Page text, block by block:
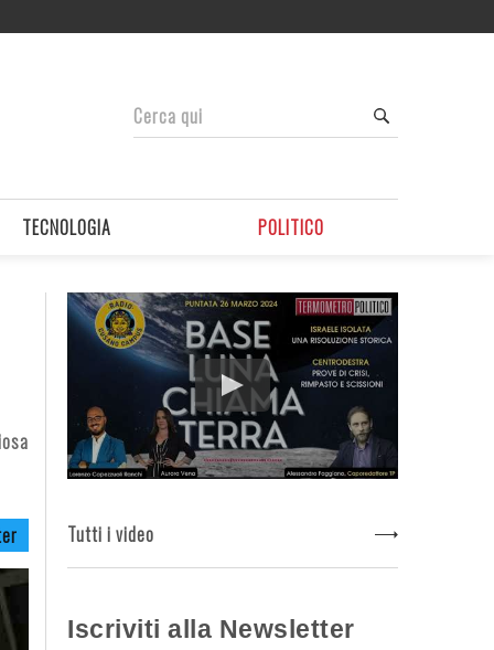
TECNOLOGIA POLITICO
Tutti i video
Iscriviti alla Newsletter